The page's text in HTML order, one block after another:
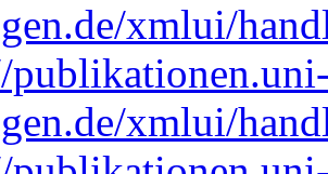
xmlui/
xmlui/